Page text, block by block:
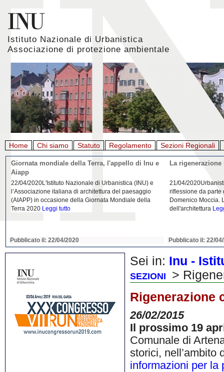
Istituto Nazionale di Urbanistica
Associazione di protezione ambientale
Home Chi siamo Statuto Regolamento Sezioni Regionali
Giornata mondiale della Terra, l'appello di Inu e
Aiapp
22/04/2020L'Istituto Nazionale di Urbanistica (INU) e
l’Associazione italiana di architettura del paesaggio
(AIAPP) in occasione della Giornata Mondiale della
Terra 2020 Leggi tutto
Pubblicato il: 22/04/2020
La
21/04/
riflessione da parte
Domenico Moccia.
dell'architettura
Pubblicato il: 22/
Sei in: Inu -
SEZIONI
>
Rigenerazione
26/02/2015
Il prossimo 19
Comunale di
storici,
informazioni per la